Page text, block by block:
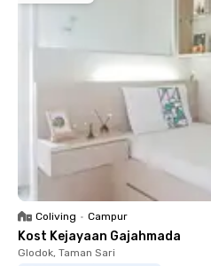
Coliving • Campur
Kost Kejayaan Gajahmada
Glodok, Taman Sari